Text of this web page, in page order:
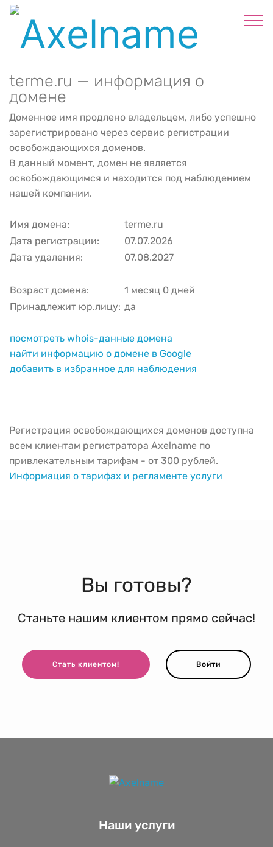
terme.ru — информация о
домене
Доменное имя продлено владельцем, либо успешно
зарегистрировано через сервис регистрации
освобождающихся доменов.
В данный момент, домен не является
освобождающимся и находится под наблюдением
нашей компании.
Имя домена:
terme.ru
Дата регистрации:
07.07.2026
Дата удаления:
07.08.2027
Возраст домена:
1 месяц 0 дней
Принадлежит юр.лицу: да
посмотреть whois-данные домена
найти информацию о домене в Google
добавить в избранное для наблюдения
Регистрация освобождающихся доменов доступна
всем клиентам регистратора Axelname по
привлекательным тарифам - от 300 рублей.
Информация о тарифах и регламенте услуги
Вы готовы?
Станьте нашим клиентом прямо сейчас!
Стать клиентом! Войти
Наши услуги